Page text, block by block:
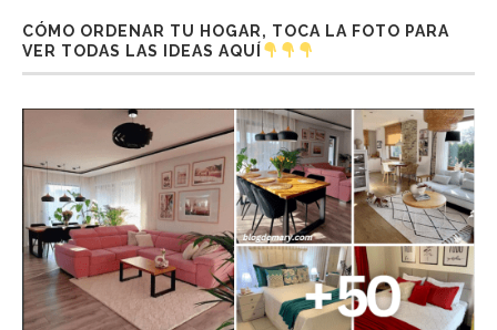
CÓMO ORDENAR TU HOGAR, TOCA LA FOTO PARA
VER TODAS LAS IDEAS AQUÍ